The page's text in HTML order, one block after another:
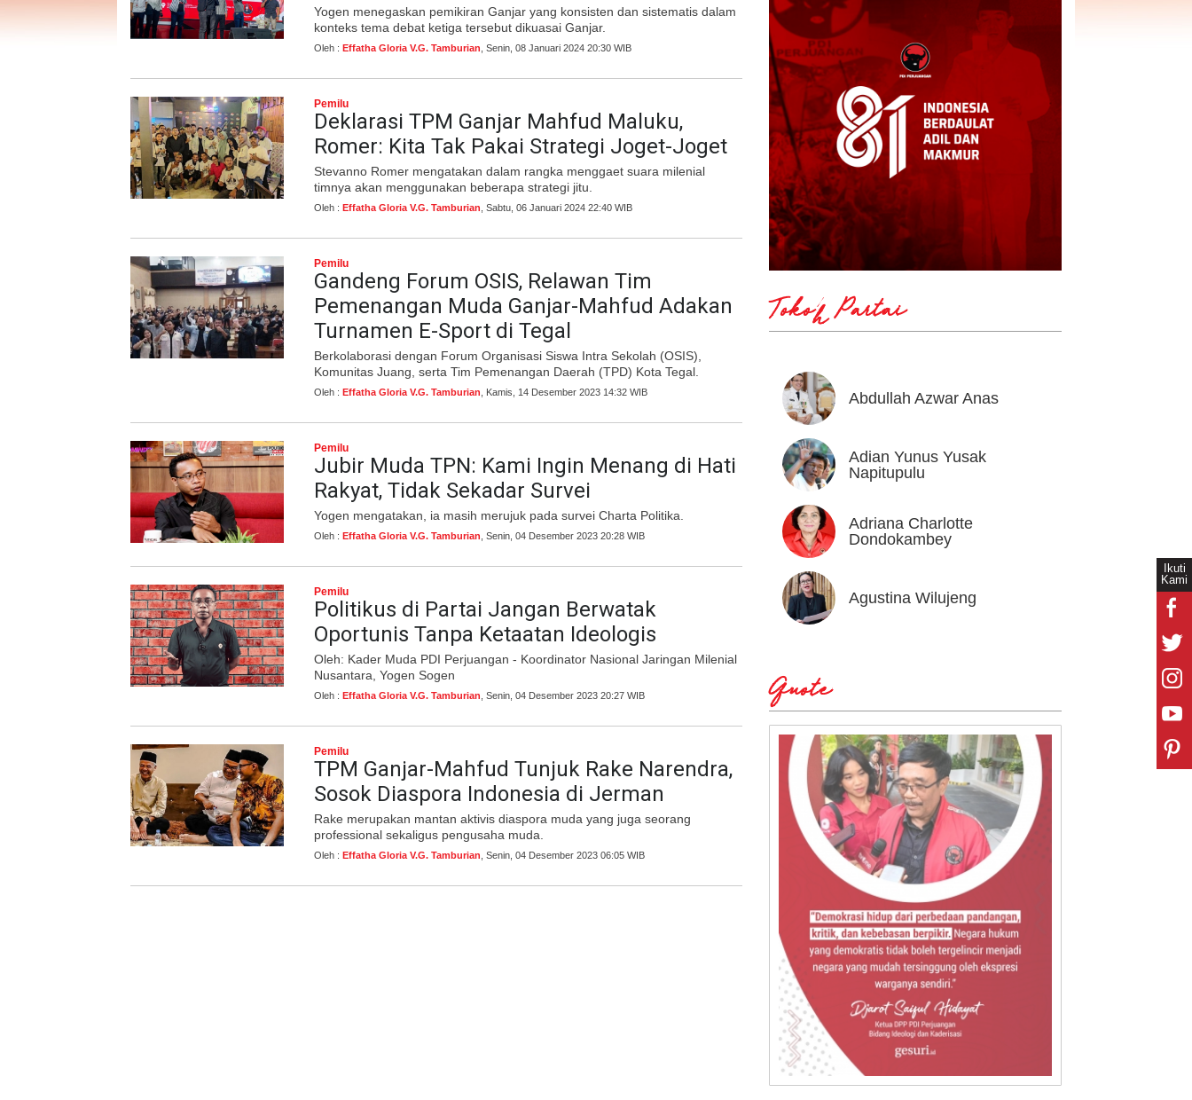
Ikuti
Kami
Yogen menegaskan pemikiran Ganjar yang konsisten dan sistematis dalam
konteks tema debat ketiga tersebut dikuasai Ganjar.
Oleh : Effatha Gloria V.G. Tamburian , Senin, 08 Januari 2024 20:30 WIB
Pemilu
Deklarasi TPM Ganjar Mahfud Maluku,
Romer: Kita Tak Pakai Strategi Joget-Joget
Stevanno Romer mengatakan dalam rangka menggaet suara milenial
timnya akan menggunakan beberapa strategi jitu.
Oleh : Effatha Gloria V.G. Tamburian , Sabtu, 06 Januari 2024 22:40 WIB
Pemilu
Gandeng Forum OSIS, Relawan Tim
Pemenangan Muda Ganjar-Mahfud Adakan
Turnamen E-Sport di Tegal
Berkolaborasi dengan Forum Organisasi Siswa Intra Sekolah (OSIS),
Komunitas Juang, serta Tim Pemenangan Daerah (TPD) Kota Tegal.
Oleh : Effatha Gloria V.G. Tamburian , Kamis, 14 Desember 2023 14:32 WIB
Pemilu
Jubir Muda TPN: Kami Ingin Menang di Hati
Rakyat, Tidak Sekadar Survei
Yogen mengatakan, ia masih merujuk pada survei Charta Politika.
Oleh : Effatha Gloria V.G. Tamburian , Senin, 04 Desember 2023 20:28 WIB
Pemilu
Politikus di Partai Jangan Berwatak
Oportunis Tanpa Ketaatan Ideologis
Oleh: Kader Muda PDI Perjuangan - Koordinator Nasional Jaringan Milenial
Nusantara, Yogen Sogen
Oleh : Effatha Gloria V.G. Tamburian , Senin, 04 Desember 2023 20:27 WIB
Pemilu
TPM Ganjar-Mahfud Tunjuk Rake Narendra,
Sosok Diaspora Indonesia di Jerman
Rake merupakan mantan aktivis diaspora muda yang juga seorang
professional sekaligus pengusaha muda.
Oleh : Effatha Gloria V.G. Tamburian , Senin, 04 Desember 2023 06:05 WIB
Tokoh Partai
Abdullah Azwar Anas
Adian Yunus Yusak
Napitupulu
Adriana Charlotte
Dondokambey
Agustina Wilujeng Andi
Quote